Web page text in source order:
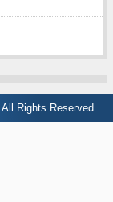
All Rights Reserved